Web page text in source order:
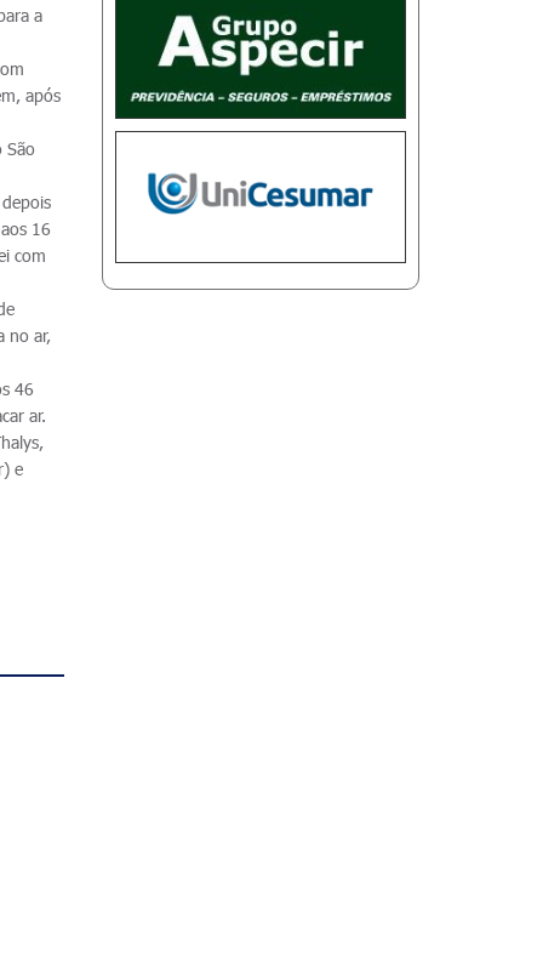
a
após
São
16
com
no ar,
46
ar.
e